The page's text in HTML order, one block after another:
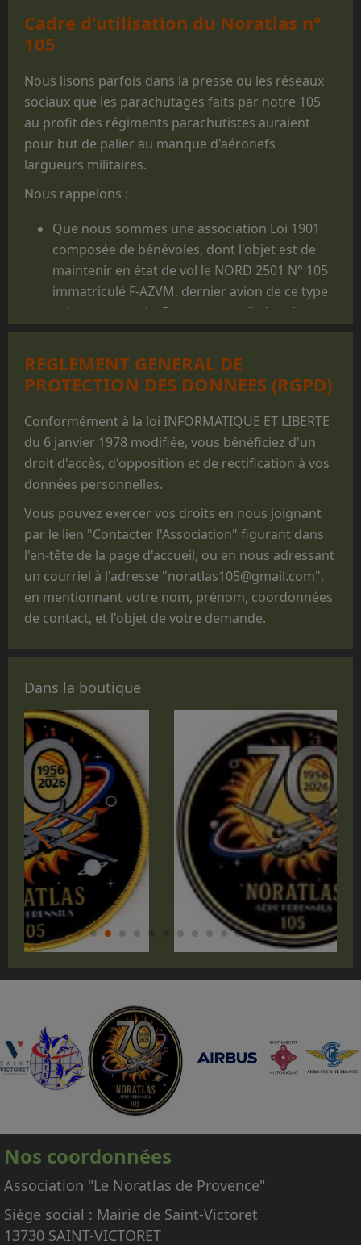
Cadre d'utilisation du Noratlas n°
105
Nous lisons parfois dans la presse ou les réseaux
sociaux que les parachutages faits par notre 105
au profit des régiments parachutistes auraient
pour but de palier au manque d'aéronefs
largueurs militaires.
Nous rappelons :
Que nous sommes une association Loi 1901
composée de bénévoles, dont l'objet est de
maintenir en état de vol le NORD 2501 N° 105
immatriculé F-AZVM, dernier avion de ce type
volant au monde. De cet appareil, dont la
largués des milliers de jeunes gens, et il reste
un appareil mythique dans le monde du
parachutisme militaire.
Que les prestations faites au profit des
structures militaires des 3 Armées ne sont
réalisées que pour des parachutages
ponctuels exécutés lors de manifestations
commémorations, des anniversaires, des
"Journées Portes ouvertes", des journées des
familles, des baptêmes de promotion, des
fêtes d'unité ou pour des passations de
commandement.
Que le statut administratif de notre avion,
(CNRAC) ne nous permet pas d'embarquer des
passagers autres que les membres
d'équipage adhérents à l'association,
nécessaires à la conduite et à la mise en
œuvre de l'avion.
En conséquence, nous regrettons donc de ne
pas pouvoir répondre aux nombreuses
demandes d'embarquement sur le Noratlas, à
titre gracieux ou payant.
REGLEMENT GENERAL DE
PROTECTION DES DONNEES (RGPD)
Conformément à la loi INFORMATIQUE ET LIBERTE
du 6 janvier 1978 modifiée, vous bénéficiez d'un
droit d'accès, d'opposition et de rectification à vos
données personnelles.
Vous pouvez exercer vos droits en nous joignant
par le lien "Contacter l'Association" figurant dans
l'en-tête de la page d'accueil, ou en nous adressant
un courriel à l'adresse "noratlas105@gmail.com",
en mentionnant votre nom, prénom, coordonnées
de contact, et l'objet de votre demande.
Dans la boutique
Nos coordonnées
Association "Le Noratlas de Provence"
Siège social : Mairie de Saint-Victoret
13730 SAINT-VICTORET